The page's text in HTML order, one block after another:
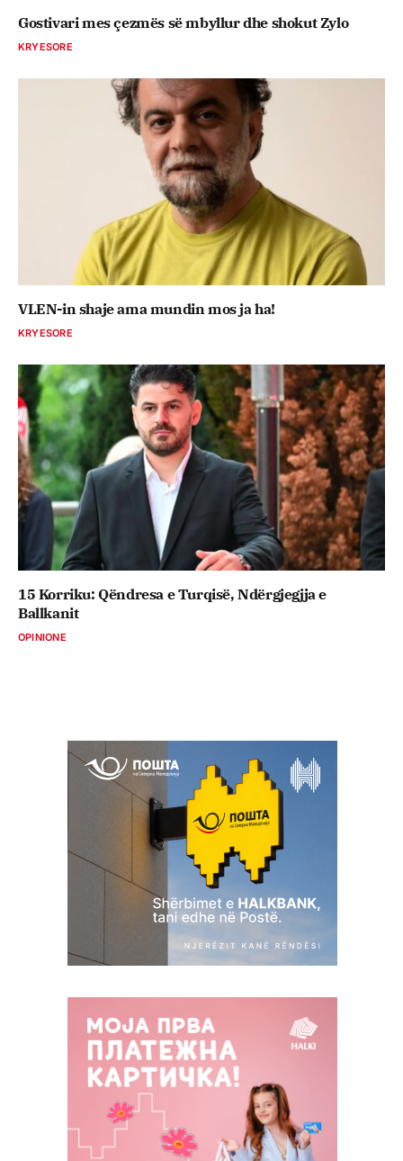
Gostivari mes çezmës së mbyllur dhe shokut Zylo
KRYESORE
VLEN-in shaje ama mundin mos ja ha!
KRYESORE
15 Korriku: Qëndresa e Turqisë, Ndërgjegjja e
Ballkanit
OPINIONE